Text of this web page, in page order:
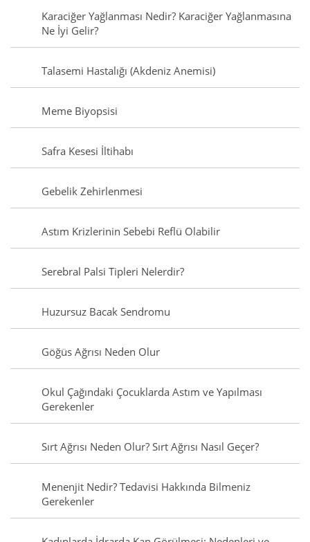
Karaciğer Yağlanması Nedir? Karaciğer Yağlanmasına
Ne İyi Gelir?
Talasemi Hastalığı (Akdeniz Anemisi)
Meme Biyopsisi
Safra Kesesi İltihabı
Gebelik Zehirlenmesi
Astım Krizlerinin Sebebi Reflü Olabilir
Serebral Palsi Tipleri Nelerdir?
Huzursuz Bacak Sendromu
Göğüs Ağrısı Neden Olur
Okul Çağındaki Çocuklarda Astım ve Yapılması
Gerekenler
Sırt Ağrısı Neden Olur? Sırt Ağrısı Nasıl Geçer?
Menenjit Nedir? Tedavisi Hakkında Bilmeniz
Gerekenler